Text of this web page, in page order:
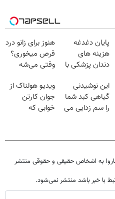
پایان دغدغه
هزینه های
دندان پزشکی با
خانگی
هنوز برای زانو درد
قرص میخوری؟
وقتی می‌شه
درمانش کرد؟؟؟؟
این نوشیدنی
گیاهی کبد شما
را سم زدایی می
ویدیو هولناک از
جوان کارتن
خوابی که
به اشخاص حقیقی و حقوقی منتشر
با خبر باشد منتشر نمی‌شود.